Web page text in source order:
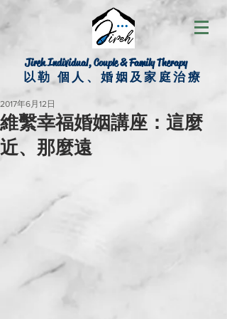
Jireh Individual, Couple & Family Therapy
以勒 個人、婚姻及家庭治療
維繫幸福婚姻講座：這麼
近、那麼遠
2017年6月12日